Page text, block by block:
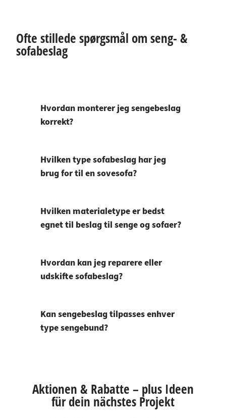
Ofte stillede spørgsmål om seng- &
sofabeslag
Hvordan monterer jeg sengebeslag
korrekt?
Hvilken type sofabeslag har jeg
brug for til en sovesofa?
Hvilken materialetype er bedst
egnet til beslag til senge og sofaer?
Hvordan kan jeg reparere eller
udskifte sofabeslag?
Kan sengebeslag tilpasses enhver
type sengebund?
Aktionen & Rabatte – plus Ideen
für dein nächstes Projekt